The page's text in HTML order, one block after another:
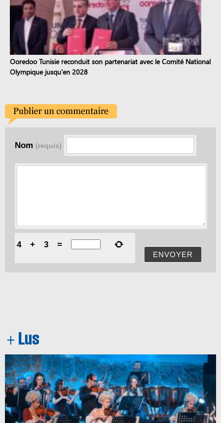
Ooredoo Tunisie reconduit son partenariat avec le Comité National
Olympique jusqu'en 2028
Nom (requis)
ENVOYER
4 + 3 =